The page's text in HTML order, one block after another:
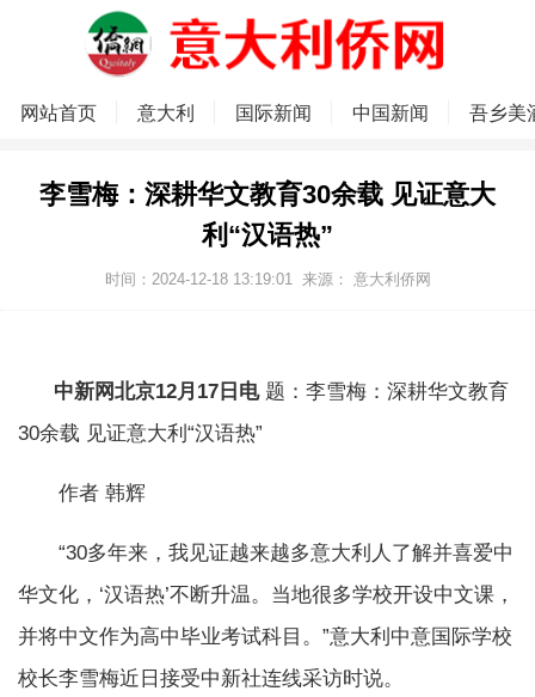
网站首页 意大利 国际新闻 中国新闻 吾乡美
李雪梅：深耕华文教育30余载 见证意大
利“汉语热”
时间：2024-12-18 13:19:01 来源： 意大利侨网
中新网北京12月17日电题：李雪梅：深耕华文教育
30余载 见证意大利“汉语热”
作者 韩辉
“30多年来，我见证越来越多意大利人了解并喜爱中
华文化，‘汉语热’不断升温。当地很多学校开设中文课，
并将中文作为高中毕业考试科目。”意大利中意国际学校
校长李雪梅近日接受中新社连线采访时说。